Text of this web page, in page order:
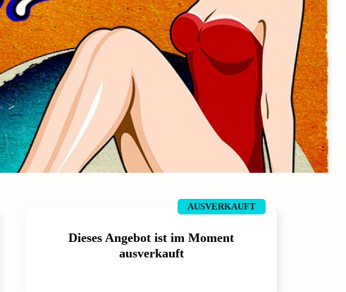
AUSVERKAUFT
Dieses Angebot ist im Moment
ausverkauft